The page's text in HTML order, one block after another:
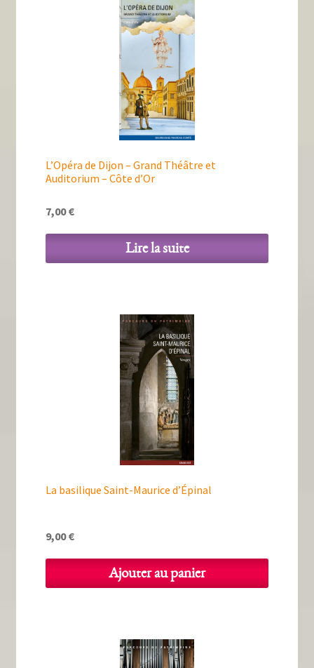
L’Opéra de Dijon – Grand Théâtre et
Auditorium – Côte d’Or
7,00€
Lire la suite
La basilique Saint-Maurice d’Épinal
9,00€
Ajouter au panier